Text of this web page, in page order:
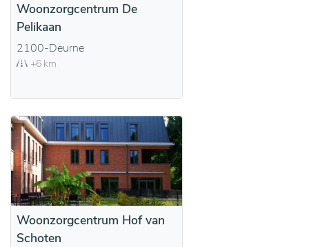
Woonzorgcentrum De
Pelikaan
2100-Deurne
+6 km
Woonzorgcentrum Hof van
Schoten